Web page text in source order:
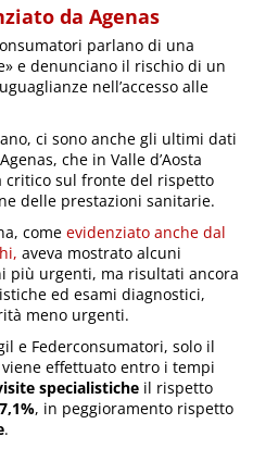
da Agenas
parlano di una
e denunciano il rischio di un
nell’accesso alle
ci sono anche gli ultimi dati
che in Valle d’Aosta
critico sul fronte del rispetto
delle prestazioni sanitarie.
come evidenziato anche dal
aveva mostrato alcuni
più urgenti, ma risultati ancora
ed esami diagnostici,
meno urgenti.
e Federconsumatori, solo il
viene effettuato entro i tempi
specialistiche il rispetto
, in peggioramento rispetto
.